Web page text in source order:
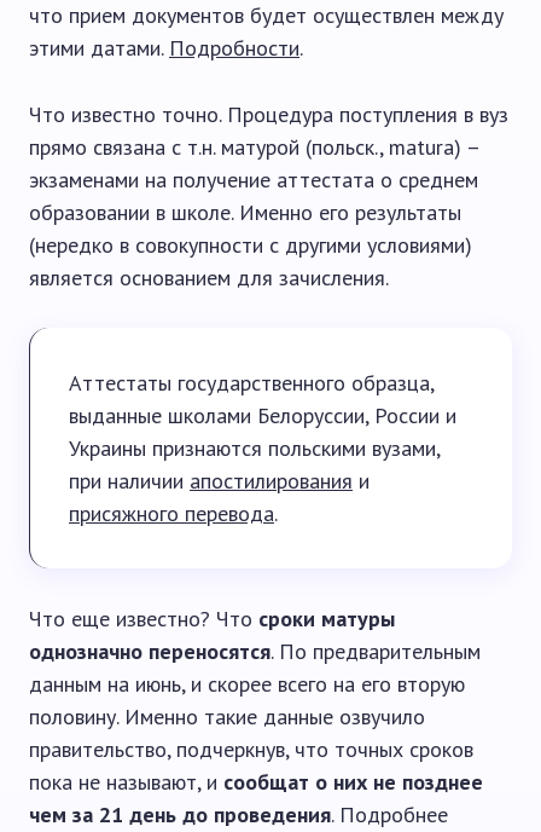
что прием документов будет осуществлен между
этими датами. Подробности.
Что известно точно. Процедура поступления в вуз
прямо связана с т.н. матурой (польск., matura) –
экзаменами на получение аттестата о среднем
образовании в школе. Именно его результаты
(нередко в совокупности с другими условиями)
является основанием для зачисления.
Аттестаты государственного образца,
выданные школами Белоруссии, России и
Украины признаются польскими вузами,
при наличии апостилирования и
присяжного перевода.
Что еще известно? Что сроки матуры
однозначно переносятся. По предварительным
данным на июнь, и скорее всего на его вторую
половину. Именно такие данные озвучило
правительство, подчеркнув, что точных сроков
пока не называют, и сообщат о них не позднее
чем за 21 день до проведения. Подробнее